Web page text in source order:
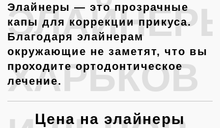
ХАРЬКОВ
Элайнеры — это прозрачные
капы для коррекции прикуса.
Благодаря элайнерам
окружающие не заметят, что вы
проходите ортодонтическое
лечение.
Цена на элайнеры